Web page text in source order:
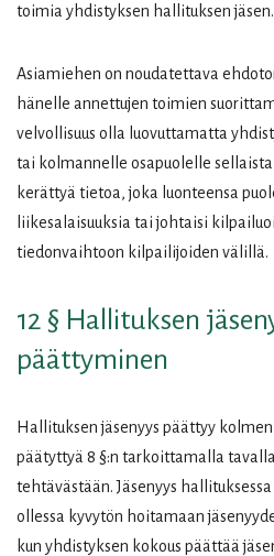
toimia yhdistyksen hallituksen jäsen.
Asiamiehen on noudatettava
hänelle annettujen toimien
velvollisuus olla luovuttamatta
tai kolmannelle osapuolelle
kerättyä tietoa, joka luonteensa
liikesalaisuuksia tai johtaisi
tiedonvaihtoon kilpailijoiden välillä.
12 § Hallituksen
päättyminen
Hallituksen jäsenyys päättyy
päätyttyä 8 §:n tarkoittamalla
tehtävästään. Jäsenyys
ollessa kyvytön hoitamaan
kun yhdistyksen kokous päättää